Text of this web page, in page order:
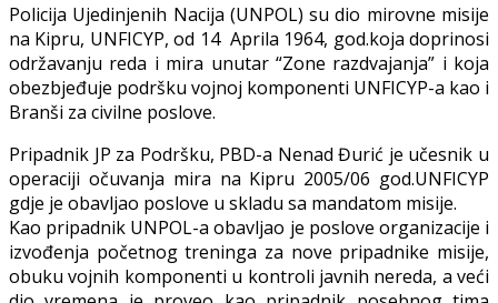
Policija Ujedinjenih Nacija (UNPOL) su dio mirovne misije
na Kipru, UNFICYP, od 14 Aprila 1964, god.koja doprinosi
održavanju reda i mira unutar “Zone razdvajanja” i koja
obezbjeđuje podršku vojnoj komponenti UNFICYP-a kao i
Branši za civilne poslove.
Pripadnik JP za Podršku, PBD-a Nenad Đurić je učesnik u
operaciji očuvanja mira na Kipru 2005/06 god.UNFICYP
gdje je obavljao poslove u skladu sa mandatom misije.
Kao pripadnik UNPOL-a obavljao je poslove organizacije i
izvođenja početnog treninga za nove pripadnike misije,
obuku vojnih komponenti u kontroli javnih nereda, a veći